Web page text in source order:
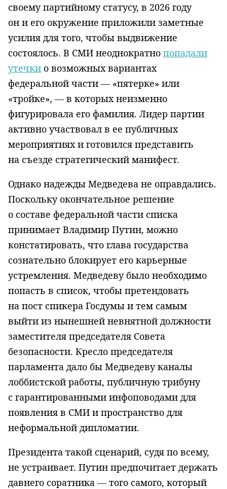
своему партийному статусу, в 2026 году
он и его окружение приложили заметные
усилия для того, чтобы выдвижение
состоялось. В СМИ неоднократно попадали
утечки о возможных вариантах
федеральной части — «пятерке» или
«тройке», — в которых неизменно
фигурировала его фамилия. Лидер партии
активно участвовал в ее публичных
мероприятиях и готовился представить
на съезде стратегический манифест.
Однако надежды Медведева не оправдались.
Поскольку окончательное решение
о составе федеральной части списка
принимает Владимир Путин, можно
констатировать, что глава государства
сознательно блокирует его карьерные
устремления. Медведеву было необходимо
попасть в список, чтобы претендовать
на пост спикера Госдумы и тем самым
выйти из нынешней невнятной должности
заместителя председателя Совета
безопасности. Кресло председателя
парламента дало бы Медведеву каналы
лоббистской работы, публичную трибуну
с гарантированными инфоповодами для
появления в СМИ и пространство для
неформальной дипломатии.
Президента такой сценарий, судя по всему,
не устраивает. Путин предпочитает держать
давнего соратника — того самого, который